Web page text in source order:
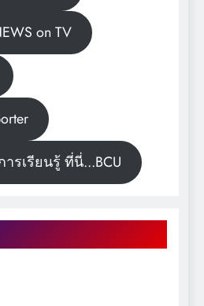
on TV
รเรียนรู้ ที่นี่...BCU